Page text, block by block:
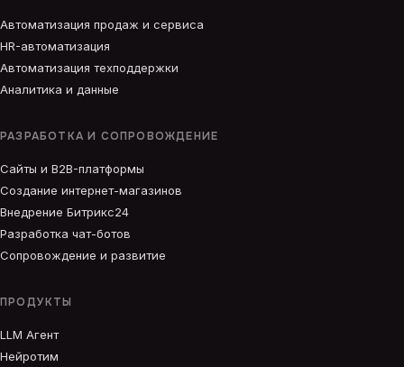
Автоматизация продаж и сервиса
HR-автоматизация
Автоматизация техподдержки
Аналитика и данные
РАЗРАБОТКА И СОПРОВОЖДЕНИЕ
Сайты и B2B-платформы
Создание интернет-магазинов
Внедрение Битрикс24
Разработка чат-ботов
Сопровождение и развитие
ПРОДУКТЫ
LLM Агент
Нейротим